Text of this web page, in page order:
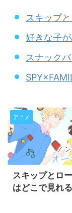
スキップ
好きな子
スナック
アニメ
スキップとロ
はどこで見れ